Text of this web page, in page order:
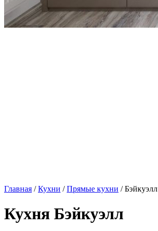
Главная /Кухни /Прямые кухни / Бэйкуэлл
Кухня Бэйкуэлл